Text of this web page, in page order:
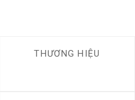
THƯƠNG HIỆU